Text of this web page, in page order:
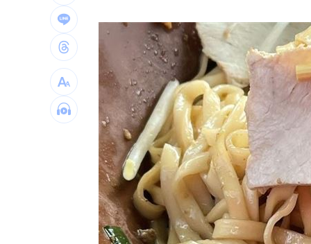
健保砸11.5億增90項手術給付 估9月上
葉總讚各隊洋將 聞阿部雄大被註銷好
粉專謾罵林襄假女、89妹 新北男罰9
淡水現「龍捲風」眾人嚇壞！氣象署揭
影帝親密照遭外流 與男密友臉貼臉又
美法院裁定白宮宴會廳停工 川普誓言
台灣彩券開獎直播中 20:31